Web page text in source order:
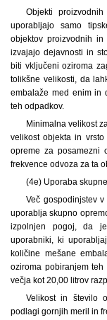
Objekti
uporabljajo samo
objektov proizvodnih
izvajajo dejavnosti in
biti vključeni oziroma
tolikšne velikosti, da
embalaže med enim in
teh odpadkov.
Minimalna velikost
velikost objekta in
opreme za posamezni
frekvence odvoza za ta
(4e) Uporaba
Več gospodinjstev
uporablja skupno
izpolnjen pogoj, da
uporabniki, ki
količine mešane
oziroma pobiranjem
večja kot 20,00 litrov
Velikost in število
podlagi gornjih meril in